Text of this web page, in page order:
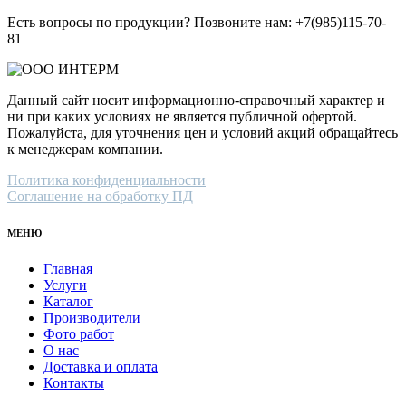
Есть вопросы по продукции? Позвоните нам: +7(985)115-70-
81
Данный сайт носит информационно-справочный характер и
ни при каких условиях не является публичной офертой.
Пожалуйста, для уточнения цен и условий акций обращайтесь
к менеджерам компании.
Политика конфиденциальности
Соглашение на обработку ПД
МЕНЮ
Главная
Услуги
Каталог
Производители
Фото работ
О нас
Доставка и оплата
Контакты